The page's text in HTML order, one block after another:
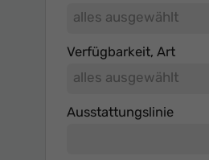
alles ausgewählt
Verfügbarkeit, Art
alles ausgewählt
Ausstattungslinie